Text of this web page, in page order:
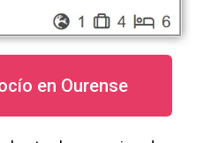
en Ourense